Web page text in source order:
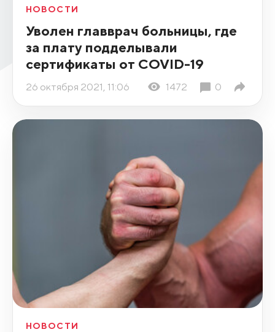
НОВОСТИ
Уволен главврач больницы, где
за плату подделывали
сертификаты от COVID-19
26 октября 2021, 11:06 1472 0
НОВОСТИ